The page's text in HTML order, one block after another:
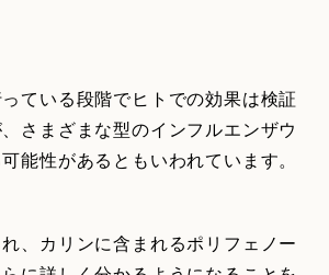
ている段階でヒトでの効果は検証
さまざまな型のインフルエンザウ
能性があるともいわれています。
、カリンに含まれるポリフェノー